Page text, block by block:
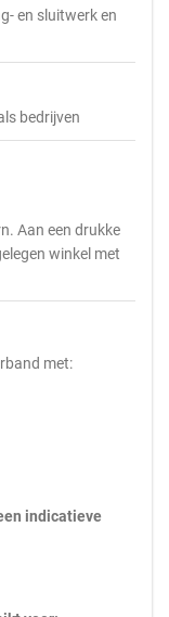
en sluitwerk en
bedrijven
Aan een drukke
winkel met
met:
indicatieve